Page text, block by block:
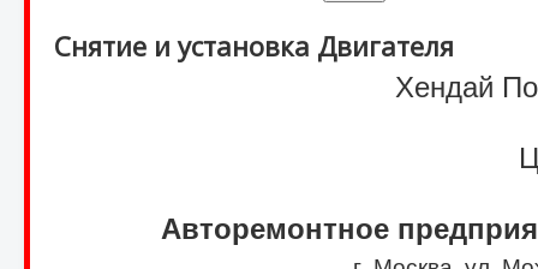
Снятие и установка Двигателя
Хендай
Авторемонтное